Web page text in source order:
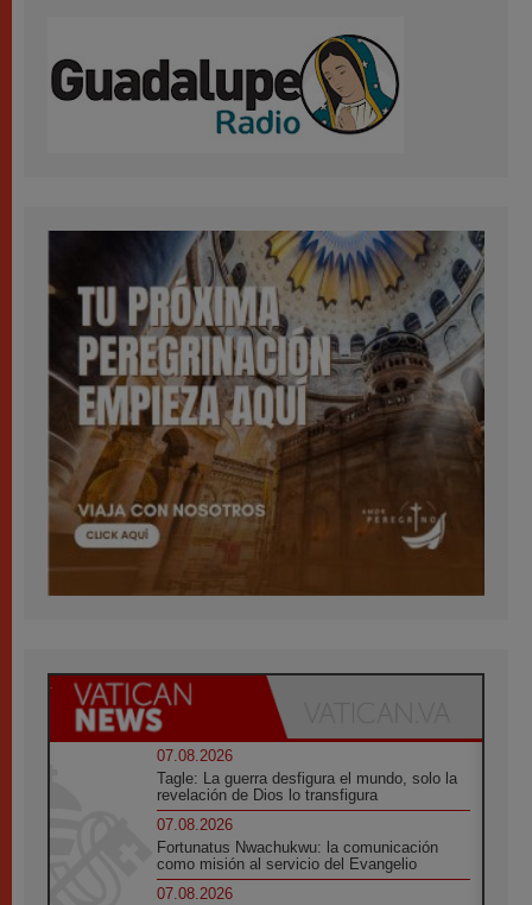
07.08.2026
Tagle: La guerra desfigura el mundo, solo la
revelación de Dios lo transfigura
07.08.2026
Fortunatus Nwachukwu: la comunicación
como misión al servicio del Evangelio
07.08.2026